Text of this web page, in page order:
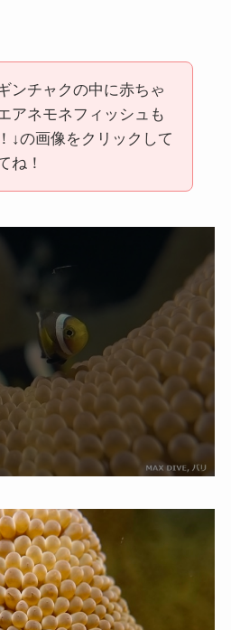
ンチャクの中に赤ちゃ
アネモネフィッシュも
↓の画像をクリックして
ね！